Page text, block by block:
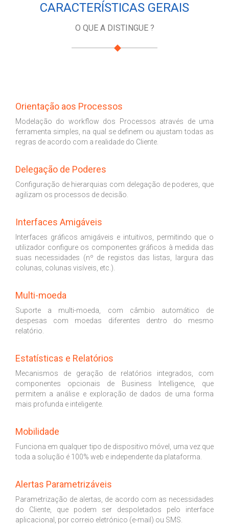
CARACTERÍSTICAS GERAIS
O QUE A DISTINGUE ?
Orientação aos Processos
Modelação do workflow dos Processos através de uma
ferramenta simples, na qual se definem ou ajustam todas as
regras de acordo com a realidade do Cliente.
Delegação de Poderes
Configuração de hierarquias com delegação de poderes, que
agilizam os processos de decisão.
Interfaces Amigáveis
Interfaces gráficos amigáveis e intuitivos, permitindo que o
utilizador configure os componentes gráficos à medida das
suas necessidades (nº de registos das listas, largura das
colunas, colunas visíveis, etc.).
Multi-moeda
Suporte a multi-moeda, com câmbio automático de
despesas com moedas diferentes dentro do mesmo
relatório.
Estatísticas e Relatórios
Mecanismos de geração de relatórios integrados, com
componentes opcionais de Business Intelligence, que
permitem a análise e exploração de dados de uma forma
mais profunda e inteligente.
Mobilidade
Funciona em qualquer tipo de dispositivo móvel, uma vez que
toda a solução é 100% web e independente da plataforma.
Alertas Parametrizáveis
Parametrização de alertas, de acordo com as necessidades
do Cliente, que podem ser despoletados pelo interface
aplicacional, por correio eletrónico (e-mail) ou SMS.